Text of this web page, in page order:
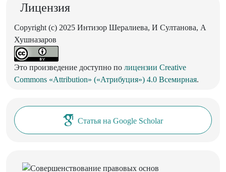
Лицензия
Copyright (c) 2025 Интизор Шералиева, И Султанова, А
Хушназаров
Это произведение доступно по лицензии Creative
Commons «Attribution» («Атрибуция») 4.0 Всемирная.
Статья на Google Scholar